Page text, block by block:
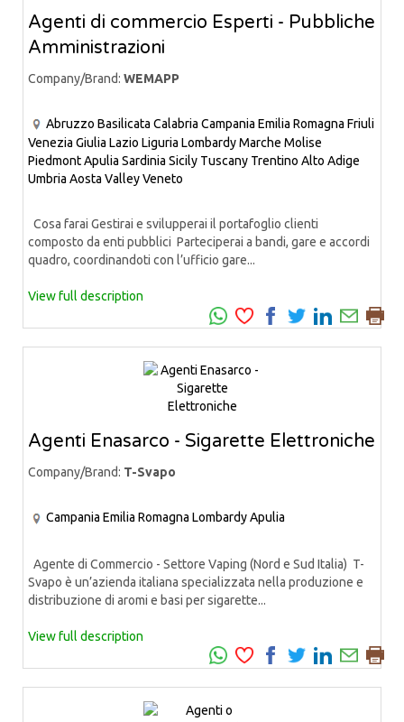
Agenti di commercio Esperti - Pubbliche
Amministrazioni
Company/Brand: WEMAPP
Abruzzo Basilicata Calabria Campania Emilia Romagna Friuli
Venezia Giulia Lazio Liguria LombardyMarche Molise
PiedmontApulia Sardinia Sicily Tuscany Trentino Alto Adige
Umbria Aosta ValleyVeneto
Cosa farai Gestirai e svilupperai il portafoglio clienti
composto da enti pubblici Parteciperai a bandi, gare e accordi
quadro, coordinandoti con l’ufficio gare...
View full description
Agenti Enasarco - Sigarette Elettroniche
Company/Brand: T-Svapo
Campania Emilia Romagna LombardyApulia
Agente di Commercio - Settore Vaping (Nord e Sud Italia) T-
Svapo è un’azienda italiana specializzata nella produzione e
distribuzione di aromi e basi per sigarette...
View full description